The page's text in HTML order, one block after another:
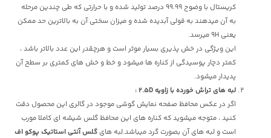
کریستال با وضوح 99.99 درصد تولید شده و با حرارتی که طی چندین مرحله
به آن میدهند به قولی آبدیده شده و میزان سختی آن به بالاترین حد ممکن
یعنی 9H میرسد.
این ویژگی در خش پذیری بسیار موثر است و هرچقدر این عدد بالاتر باشد ،
کمتر دچار پوسیدگی از کناره ها میشود و خط و خش های کمتری بر سطح آن
پدیدار میشود.
لبه های تراش خورده با زاویه 2.5D :
اگر در عکس محافظ صفحه نمایش گوشی موجود در گالری این محصول دقت
کنید ، متوجه میشوید که کناره های این محافظ گلس شیشه ای کاملا مورب
است و لبه های آن بصورت گرد میباشد.لبه هایگلس آنتی استاتیک پوکو اف